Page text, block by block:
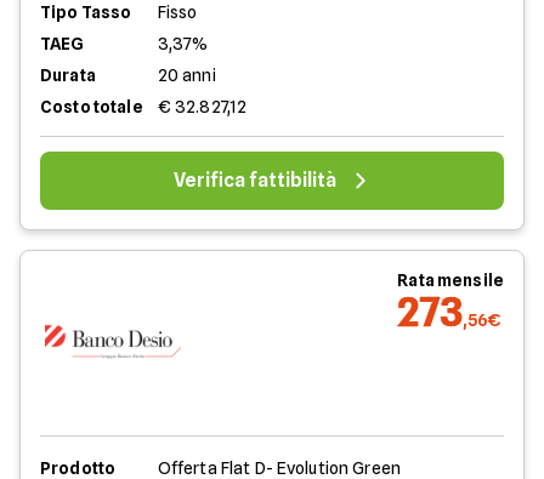
Tipo Tasso
Fisso
TAEG
3,37%
Durata
20 anni
Costo totale
€ 32.827,12
Verifica fattibilità
Rata mensile
273,56€
Prodotto
Offerta Flat D- Evolution Green